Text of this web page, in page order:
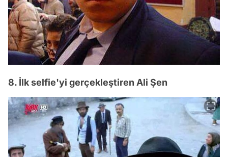
8. İlk selfie'yi gerçekleştiren Ali Şen